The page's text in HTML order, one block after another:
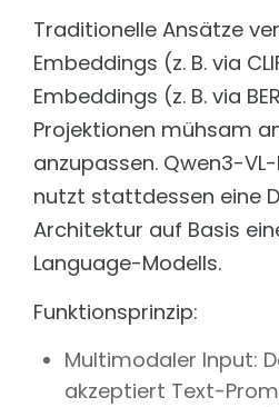
Traditionelle Ansätze
Embeddings (z. B. via
Embeddings (z. B. via
Projektionen mühsam
anzupassen. Qwen3-
nutzt stattdessen eine
Architektur auf Basis
Language-Modells.
Funktionsprinzip:
Multimodaler Input:
akzeptiert Text-